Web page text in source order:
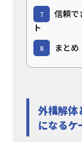
7
信頼で
ト
8 まとめ
外構解体
になるケ